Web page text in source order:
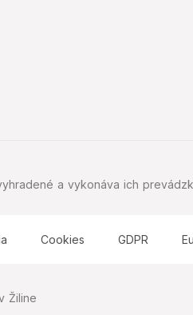
a vykonáva ich
Cookies GDPR
Žiline